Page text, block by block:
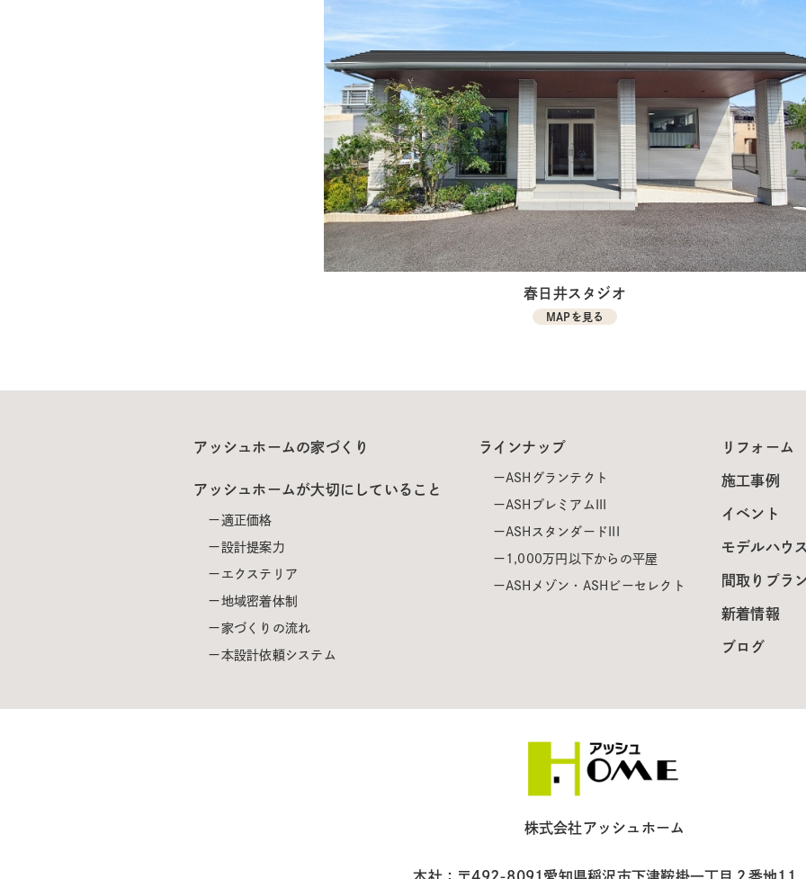
春日井スタジオ
MAPを見る
アッシュホームの家づくり
アッシュホームが大切にしていること
適正価格
設計提案力
エクステリア
地域密着体制
家づくりの流れ
本設計依頼システム
ラインナップ
ASHグランテクト
ASHプレミアムIII
ASHスタンダードIII
1,000万円以下からの平屋
ASHメゾン・ASHビーセレクト
リフォーム
施工事例
イベント
モデルハウ
間取りプラ
新着情報
ブログ
株式会社アッシュホーム